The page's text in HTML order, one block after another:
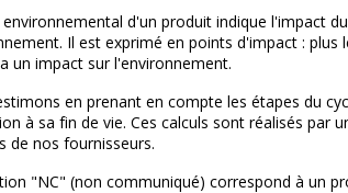
d'un produit indique l'impact
Il est exprimé en points d'impact : plus
un impact sur l'environnement.
en prenant en compte les étapes du
à sa fin de vie. Ces calculs sont réalisés par
de nos fournisseurs.
"NC" (non communiqué) correspond à un